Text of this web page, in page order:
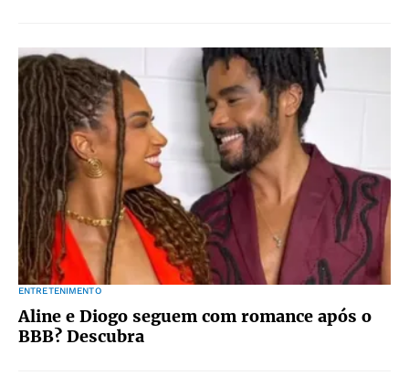
ENTRETENIMENTO
Aline e Diogo seguem com romance após o
BBB? Descubra